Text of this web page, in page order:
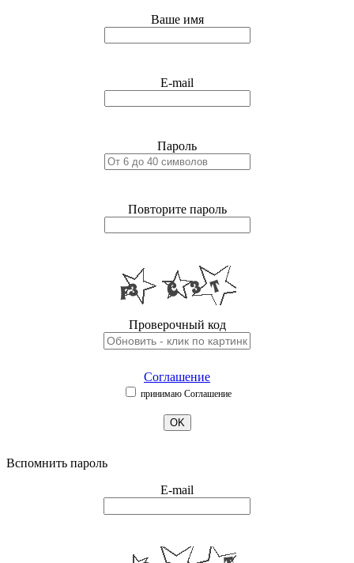
Ваше имя
E-mail
Пароль
Повторите пароль
Проверочный код
Соглашение
принимаю Соглашение
OK
Вспомнить пароль
E-mail